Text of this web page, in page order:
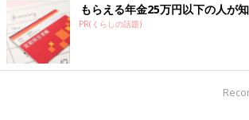
もらえる年金25万円以下の人が
PR(くらしの話題)